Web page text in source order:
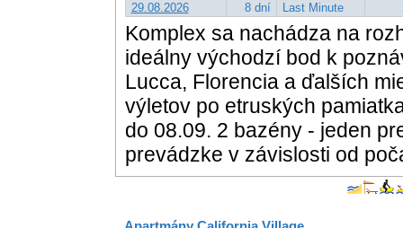
29.08.2026
8 dní Last Minute
Komplex sa nachádza na
ideálny východzí bod k
Lucca, Florencia a ďalších
výletov po etruských
do 08.09. 2 bazény - jeden
prevádzke v závislosti od